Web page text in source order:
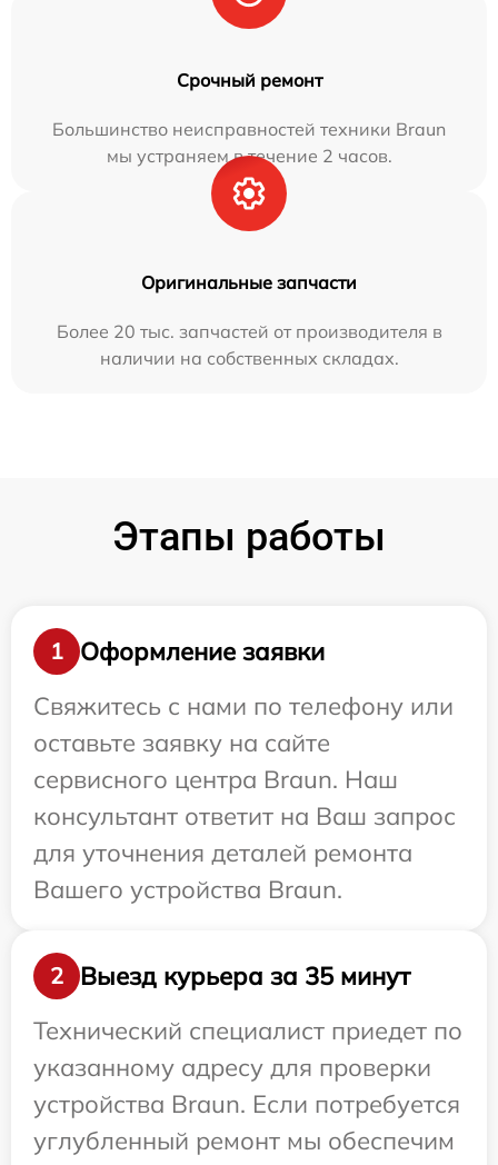
Срочный ремонт
Большинство неисправностей техники Braun
мы устраняем в течение 2 часов.
Оригинальные запчасти
Более 20 тыс. запчастей от производителя в
наличии на собственных складах.
Этапы работы
1
Оформление заявки
Свяжитесь с нами по телефону или
оставьте заявку на сайте
сервисного центра Braun. Наш
консультант ответит на Ваш запрос
для уточнения деталей ремонта
Вашего устройства Braun.
2
Выезд курьера за 35 минут
Технический специалист приедет по
указанному адресу для проверки
устройства Braun. Если потребуется
углубленный ремонт мы обеспечим